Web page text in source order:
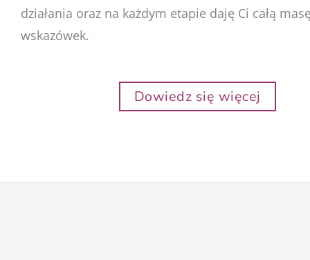
działania oraz na każdym etapie daję Ci całą
wskazówek.
Dowiedz się więcej